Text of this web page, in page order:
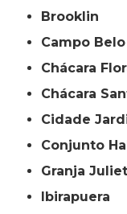
Brooklin
Campo Belo
Chácara
Chácara
Cidade
Conjunto
Granja
Ibirapuera